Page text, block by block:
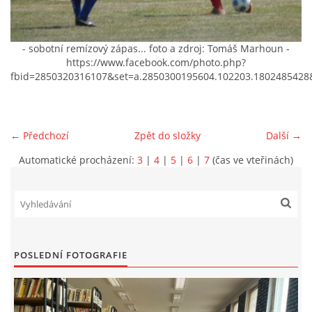
VIDEA Z DRONU
STREET ART
ČASOSBĚRY - CHRÁŠŤANY
GRANTY A DOTACE
- sobotní remízový zápas... foto a zdroj: Tomáš Marhoun -
https://www.facebook.com/photo.php?
← Předchozí Další →
Zpět do složky
Automatické procházení: 3 | 4 | 5 | 6 | 7 (čas ve vteřinách)
POSLEDNÍ FOTOGRAFIE